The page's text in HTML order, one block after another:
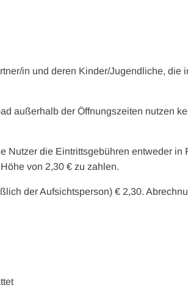
in und deren Kinder/Jugendliche, die
außerhalb der Öffnungszeiten nutzen
Nutzer die Eintrittsgebühren entweder in
von 2,30 € zu zahlen.
der Aufsichtsperson) € 2,30.